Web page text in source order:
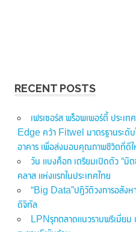
RECENT POSTS
เฟรเซอร์ส พร็อพเพอร์ตี้ ประเ
Edge คว้า Fitwel มาตรฐานระดับ
อาคาร เพื่อส่งมอบคุณภาพชีวิตที่ดีใ
วัน แบงค็อก เตรียมเปิดตัว “มิ
คลาส แห่งแรกในประเทศไทย
“Big Data”ปฏิวัติวงการอสัง
ดิจิทัล
LPNรุกตลาดแนวราบพรีเมี่ย